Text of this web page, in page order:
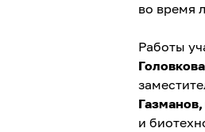
во время
Работы
Газманов,
и